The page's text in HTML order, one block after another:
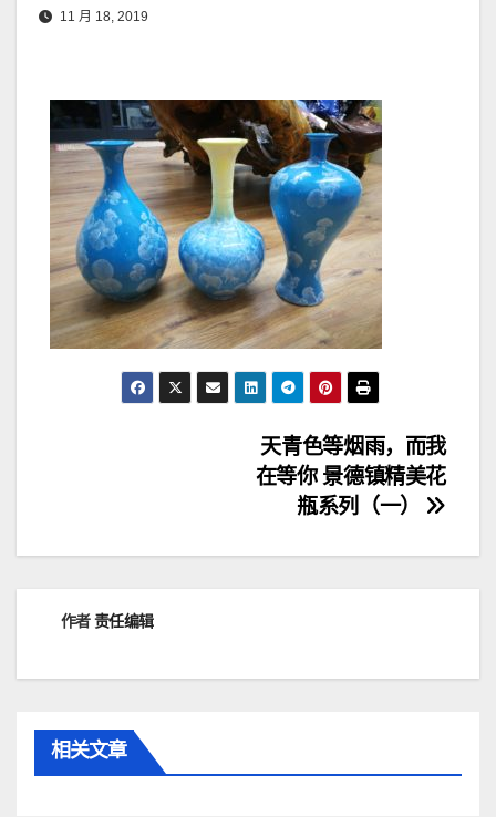
11 月 18, 2019
导
天青色等烟雨，而我
在等你 景德镇精美花
瓶系列（一）
作者责任编辑
相关文章